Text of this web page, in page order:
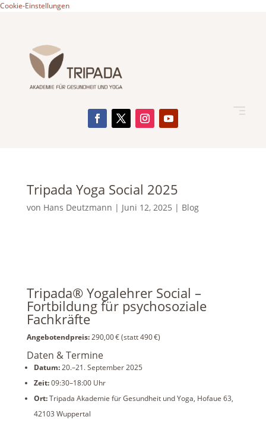
Cookie-Einstellungen
Tripada Yoga Social 2025
von Hans Deutzmann | Juni 12, 2025 | Blog
Tripada® Yogalehrer Social –
Fortbildung für psychosoziale
Fachkräfte
Angebotendpreis:290,00 € (statt 490 €)
Daten & Termine
Datum:20.–21. September 2025
Zeit:09:30–18:00 Uhr
Ort:Tripada Akademie für Gesundheit und Yoga, Hofaue 63,
42103 Wuppertal